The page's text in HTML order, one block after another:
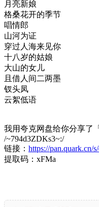
月亮新娘
格桑花开的季节
唱情郎
山河为证
穿过人海来见你
十八岁的姑娘
大山的女儿
且借人间二两墨
钗头凤
云絮低语
我用夸克网盘给你分享了
/~794d3ZDKs3~:/
链接： https://pan.quark.cn/
提取码：xFMa